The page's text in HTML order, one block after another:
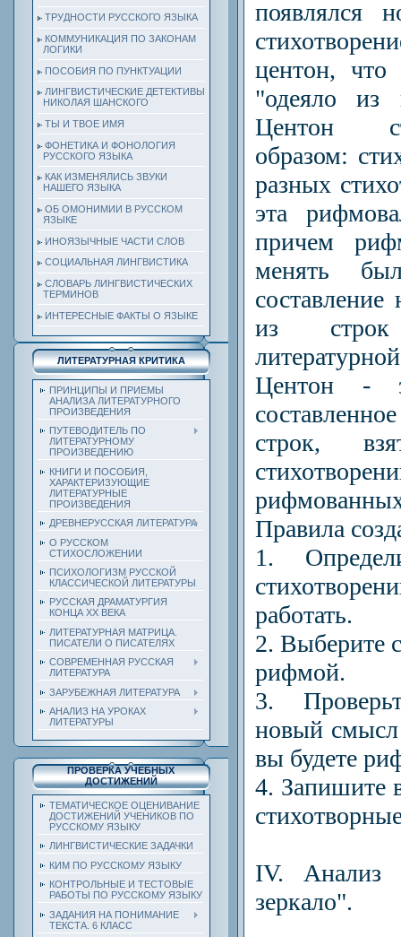
ТРУДНОСТИ РУССКОГО ЯЗЫКА
КОММУНИКАЦИЯ ПО ЗАКОНАМ
ЛОГИКИ
ПОСОБИЯ ПО ПУНКТУАЦИИ
ЛИНГВИСТИЧЕСКИЕ ДЕТЕКТИВЫ
НИКОЛАЯ ШАНСКОГО
ТЫ И ТВОЕ ИМЯ
ФОНЕТИКА И ФОНОЛОГИЯ
РУССКОГО ЯЗЫКА
КАК ИЗМЕНЯЛИСЬ ЗВУКИ
НАШЕГО ЯЗЫКА
ОБ ОМОНИМИИ В РУССКОМ
ЯЗЫКЕ
ИНОЯЗЫЧНЫЕ ЧАСТИ СЛОВ
СОЦИАЛЬНАЯ ЛИНГВИСТИКА
СЛОВАРЬ ЛИНГВИСТИЧЕСКИХ
ТЕРМИНОВ
ИНТЕРЕСНЫЕ ФАКТЫ О ЯЗЫКЕ
ЛИТЕРАТУРНАЯ КРИТИКА
ПРИНЦИПЫ И ПРИЕМЫ
АНАЛИЗА ЛИТЕРАТУРНОГО
ПРОИЗВЕДЕНИЯ
ПУТЕВОДИТЕЛЬ ПО
ЛИТЕРАТУРНОМУ
ПРОИЗВЕДЕНИЮ
КНИГИ И ПОСОБИЯ,
ХАРАКТЕРИЗУЮЩИЕ
ЛИТЕРАТУРНЫЕ
ПРОИЗВЕДЕНИЯ
ДРЕВНЕРУССКАЯ ЛИТЕРАТУРА
О РУССКОМ
СТИХОСЛОЖЕНИИ
ПСИХОЛОГИЗМ РУССКОЙ
КЛАССИЧЕСКОЙ ЛИТЕРАТУРЫ
РУССКАЯ ДРАМАТУРГИЯ
КОНЦА ХХ ВЕКА
ЛИТЕРАТУРНАЯ МАТРИЦА.
ПИСАТЕЛИ О ПИСАТЕЛЯХ
СОВРЕМЕННАЯ РУССКАЯ
ЛИТЕРАТУРА
ЗАРУБЕЖНАЯ ЛИТЕРАТУРА
АНАЛИЗ НА УРОКАХ
ЛИТЕРАТУРЫ
ПРОВЕРКА УЧЕБНЫХ
ДОСТИЖЕНИЙ
ТЕМАТИЧЕСКОЕ ОЦЕНИВАНИЕ
ДОСТИЖЕНИЙ УЧЕНИКОВ ПО
РУССКОМУ ЯЗЫКУ
ЛИНГВИСТИЧЕСКИЕ ЗАДАЧКИ
КИМ ПО РУССКОМУ ЯЗЫКУ
КОНТРОЛЬНЫЕ И ТЕСТОВЫЕ
РАБОТЫ ПО РУССКОМУ ЯЗЫКУ
ЗАДАНИЯ НА ПОНИМАНИЕ
ТЕКСТА. 6 КЛАСС
появлялся
центон, что
"одеяло из
Центон
образом:
разных
эта
причем
менять
составление
из
Центон -
строк,
Правила
1.
работать.
2. Выберите
рифмой.
3.
новый смысл
вы будете
4. Запишите
IV. Анализ
зеркало".